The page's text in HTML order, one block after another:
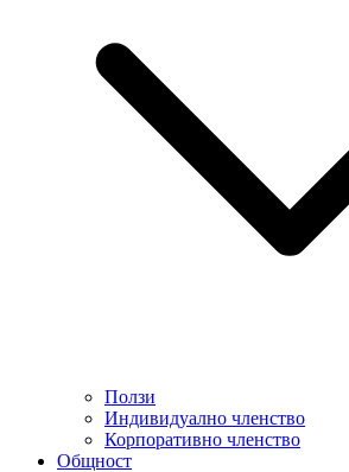
Ползи
Индивидуално членство
Корпоративно членство
Общност